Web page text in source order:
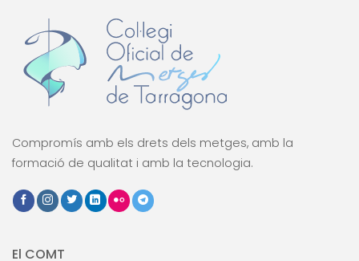
Compromís amb els drets dels metges, amb la
formació de qualitat i amb la tecnologia.
El COMT